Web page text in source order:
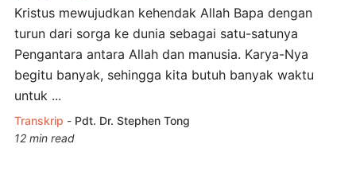
Kristus mewujudkan kehendak Allah Bapa dengan
turun dari sorga ke dunia sebagai satu-satunya
Pengantara antara Allah dan manusia. Karya-Nya
begitu banyak, sehingga kita butuh banyak waktu
untuk ...
Transkrip - Pdt. Dr. Stephen Tong
12 min read